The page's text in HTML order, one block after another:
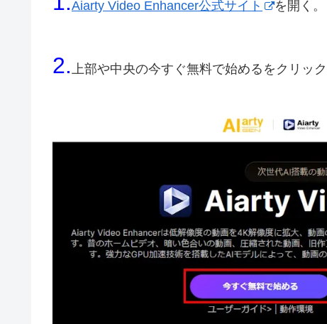
Aiarty Video Enhancer公式サイト を開く。
2.上部や中央の今すぐ無料で始めるをクリック